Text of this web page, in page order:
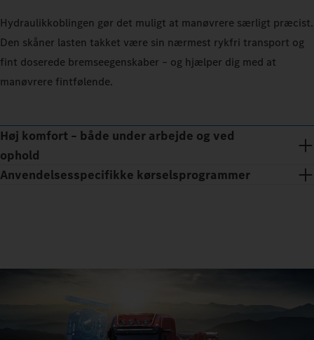
Hydraulikkoblingen gør det muligt at manøvrere særligt præcist.
Den skåner lasten takket være sin nærmest rykfri transport og
fint doserede bremseegenskaber – og hjælper dig med at
manøvrere fintfølende.
Høj komfort – både under arbejde og ved
ophold
Anvendelsesspecifikke kørselsprogrammer